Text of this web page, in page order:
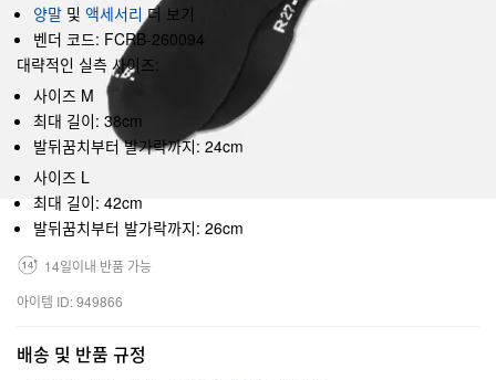
양말 및 액세서리 더 보기
벤더 코드: FCRB-260094
대략적인 실측 사이즈:
사이즈 M
최대 길이: 38cm
발뒤꿈치부터 발가락까지: 24cm
사이즈 L
최대 길이: 42cm
발뒤꿈치부터 발가락까지: 26cm
14일이내 반품 가능
아이템 ID: 949866
배송 및 반품 규정